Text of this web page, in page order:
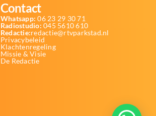
Contact
Whatsapp: 06 23 29 30 71
Radiostudio: 045 5610 610
Redactie:redactie@rtvparkstad.nl
Privacybeleid
Klachtenregeling
Missie & Visie
De Redactie